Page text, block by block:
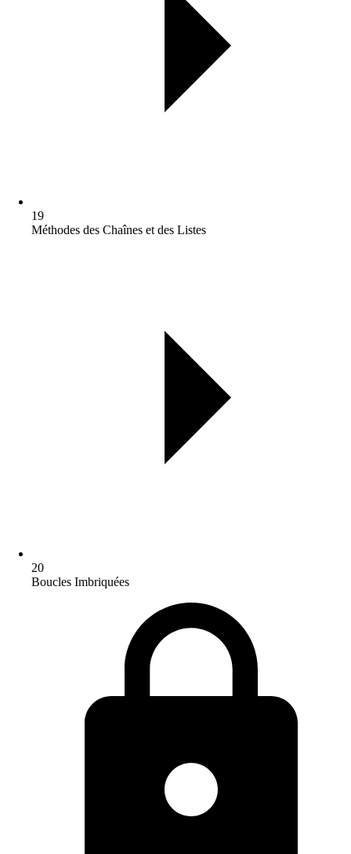
19
Méthodes des Chaînes et des Listes
20
Boucles Imbriquées